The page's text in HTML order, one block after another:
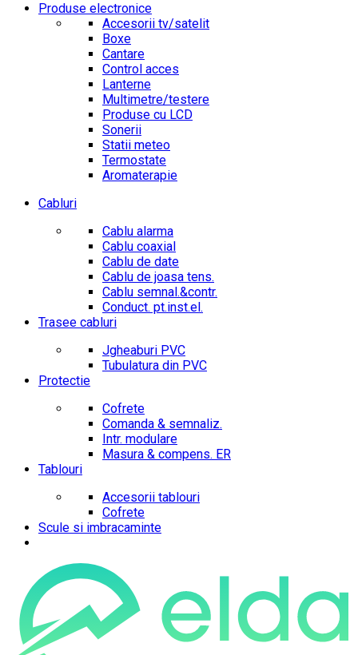
Produse electronice
Accesorii tv/satelit
Boxe
Cantare
Control acces
Lanterne
Multimetre/testere
Produse cu LCD
Sonerii
Statii meteo
Termostate
Aromaterapie
Cabluri
Cablu alarma
Cablu coaxial
Cablu de date
Cablu de joasa tens.
Cablu semnal.&contr.
Conduct. pt.inst.el.
Trasee cabluri
Jgheaburi PVC
Tubulatura din PVC
Protectie
Cofrete
Comanda & semnaliz.
Intr. modulare
Masura & compens. ER
Tablouri
Accesorii tablouri
Cofrete
Scule si imbracaminte